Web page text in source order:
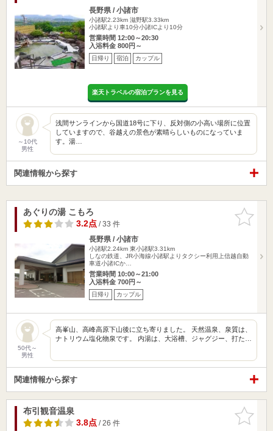
長野県 / 小諸市
小諸駅2.23km 滋野駅3.33km
小諸駅より車10分小諸ICより10分
営業時間 12:00～20:30
入浴料金 800円～
日帰り 宿泊 カップル
楽天トラベルの宿泊プランを見る
～10代
男性
浅間サンラインから国道18号に下り、反対側の小高い場所に位置
していますので、谷越えの景色が素晴らしいものになっていま
す。湯…
関連情報から探す
お気に入
りに追加
あぐりの湯 こもろ
3.2点/ 33 件
長野県 / 小諸市
小諸駅2.24km 東小諸駅3.31km
しなの鉄道、JR小海線小諸駅よりタクシー利用上信越自動
車道小諸ICか…
営業時間 10:00～21:00
入浴料金 700円～
日帰り カップル
50代～
男性
高峯山、高峰高原下山後に立ち寄りました。 天然温泉、泉質は、
ナトリウム塩化物泉です。 内湯は、大浴槽、ジャグジー、打た…
関連情報から探す
お気に入
りに追加
布引観音温泉
3.8点/ 26 件